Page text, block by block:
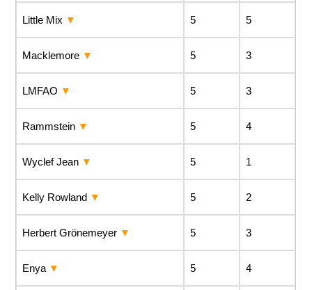
Little Mix 5 5
Macklemore 5 3
LMFAO 5 3
Rammstein 5 4
Wyclef Jean 5 1
Kelly Rowland 5 2
Herbert Grönemeyer 5 3
Enya 5 4